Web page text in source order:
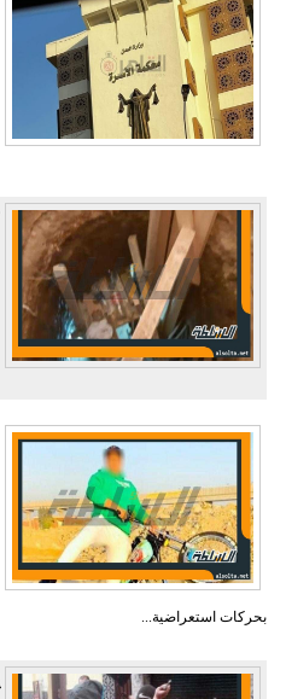
بحركات استعراضية...